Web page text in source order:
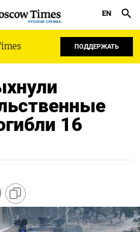
РУССКАЯ СЛУЖБА
EN
ПОДДЕРЖАТЬ
16